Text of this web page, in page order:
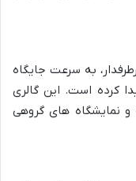
به سرعت جایگاه
کرده است. این گالری
و نمایشگاه های گروهی